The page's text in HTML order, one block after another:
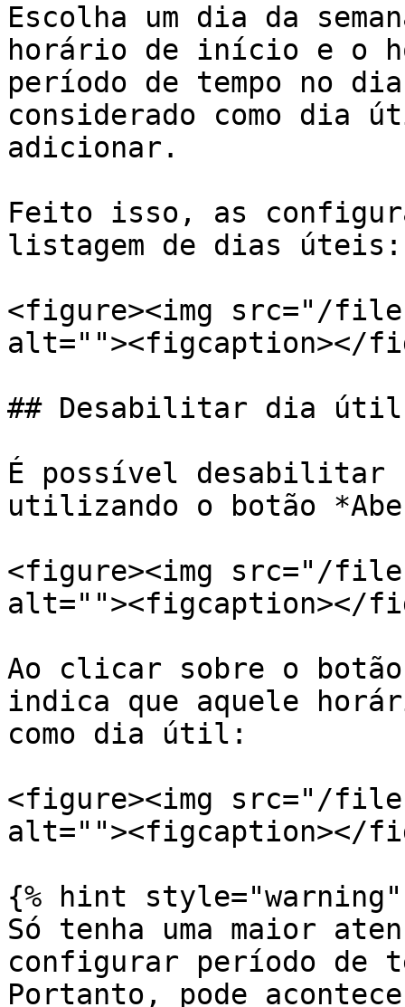
Escolha um dia da
horário de início e o
período de tempo no
considerado como dia
adicionar.
Feito isso, as
listagem de dias úteis:
<figure><img src="/files/
alt=""><figcaption></
## Desabilitar dia útil
É possível desabilitar
utilizando o botão
<figure><img src="/files/
alt=""><figcaption></
Ao clicar sobre o
indica que aquele
como dia útil:
<figure><img src="/files/
alt=""><figcaption></
{% hint style="warning"
Só tenha uma maior
configurar período de
Portanto, pode